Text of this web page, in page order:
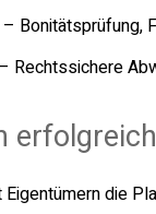
– Bonitätsprüfung,
– Rechtssichere
die